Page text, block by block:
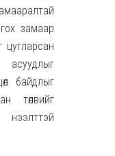
замаар
цугларсан
асуудлыг
байдлыг
төлвийг
нээлттэй